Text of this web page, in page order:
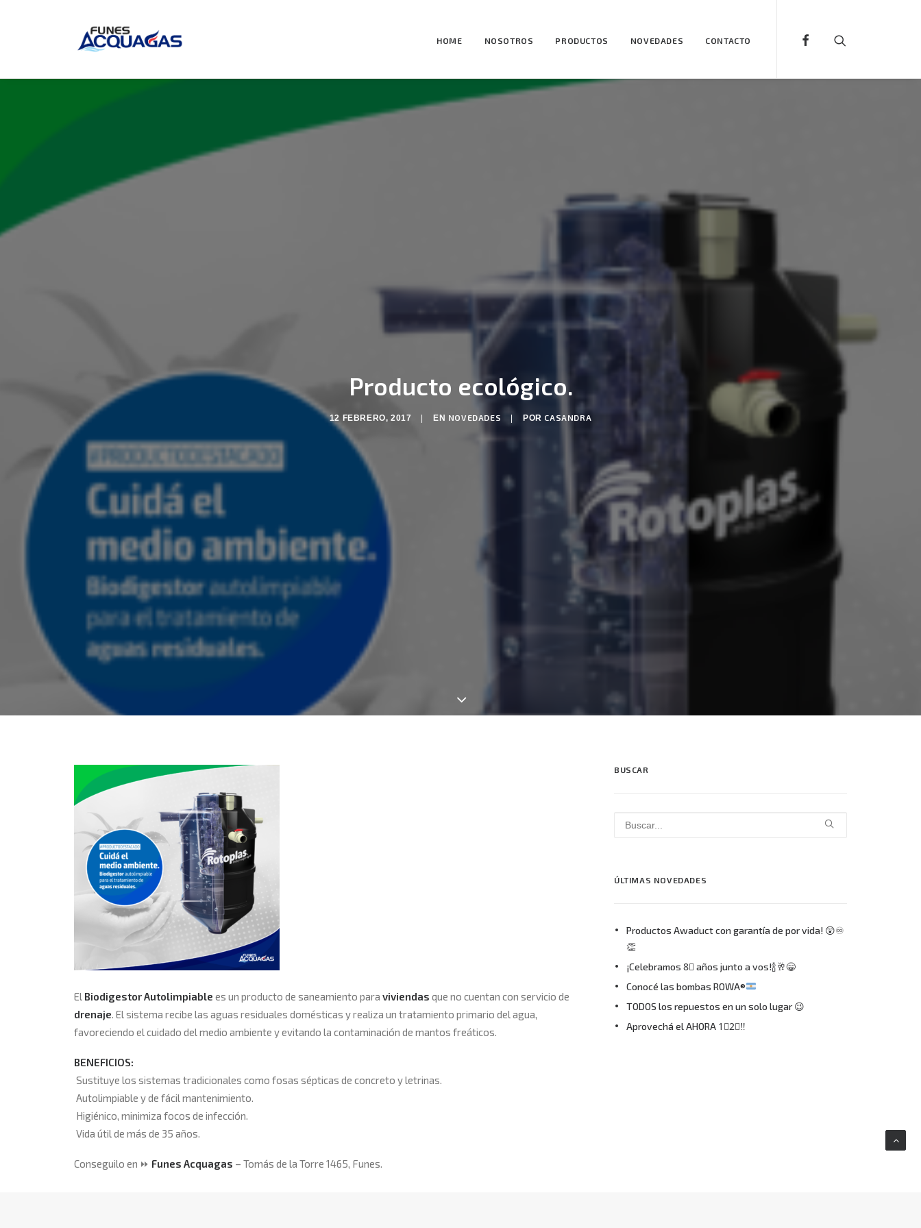
HOME NOSOTROS PRODUCTOS NOVEDADES CONTACTO
Producto ecológico.
12 FEBRERO, 2017 EN NOVEDADES POR CASANDRA
El BiodigestorAutolimpiable es un producto de saneamiento para viviendas que no cuentan con servicio de
drenaje. El sistema recibe las aguas residuales domésticas y realiza un tratamiento primario del agua,
favoreciendo el cuidado del medio ambiente y evitando la contaminación de mantos freáticos.
BENEFICIOS:
Sustituye los sistemas tradicionales como fosas sépticas de concreto y letrinas.
Autolimpiable y de fácil mantenimiento.
Higiénico, minimiza focos de infección.
Vida útil de más de 35 años.
Conseguilo en ⏩ Funes Acquagas – Tomás de la Torre 1465, Funes.
BUSCAR
ÚLTIMAS NOVEDADES
Productos Awaduct con garantía de por vida! 😲♾
👏
¡Celebramos 8⃣ años junto a vos!🍾🥂😁
Conocé las bombas ROWA®
TODOS los repuestos en un solo lugar 😉
Aprovechá el AHORA 1⃣2⃣‼